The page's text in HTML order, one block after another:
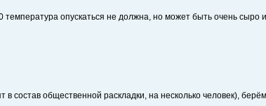
опускаться не должна, но может быть очень сыро и
общественной раскладки, на несколько человек),